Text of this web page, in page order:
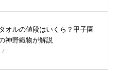
オルの値段はいくら？甲子園
神野織物が解説